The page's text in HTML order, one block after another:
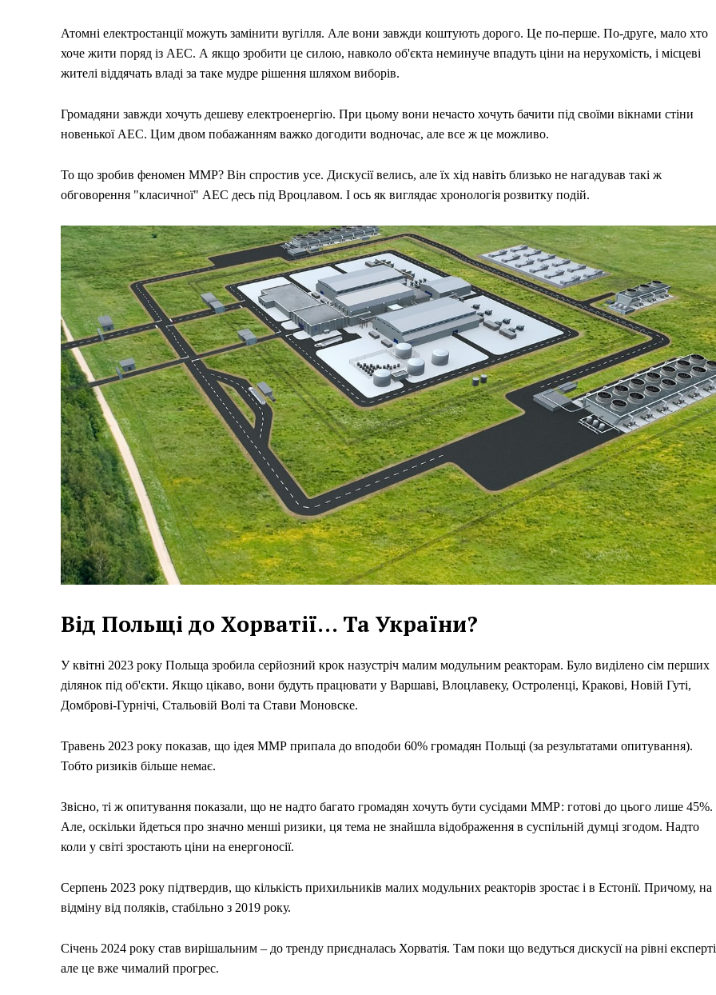
Атомні електростанції можуть замінити вугілля. Але вони завжди коштують дорого. Це по-перше. По-друге, мало хто
хоче жити поряд із АЕС. А якщо зробити це силою, навколо об'єкта неминуче впадуть ціни на нерухомість, і місцеві
жителі віддячать владі за таке мудре рішення шляхом виборів.
Громадяни завжди хочуть дешеву електроенергію. При цьому вони нечасто хочуть бачити під своїми вікнами стіни
новенької АЕС. Цим двом побажанням важко догодити водночас, але все ж це можливо.
То що зробив феномен ММР? Він спростив усе. Дискусії велись, але їх хід навіть близько не нагадував такі ж
обговорення "класичної" АЕС десь під Вроцлавом. І ось як виглядає хронологія розвитку подій.
Від Польщі до Хорватії… Та України?
У квітні 2023 року Польща зробила серйозний крок назустріч малим модульним реакторам. Було виділено сім перших
ділянок під об'єкти. Якщо цікаво, вони будуть працювати у Варшаві, Влоцлавеку, Остроленці, Кракові, Новій Гуті,
Домброві-Гурнічі, Стальовій Волі та Стави Моновске.
Травень 2023 року показав, що ідея ММР припала до вподоби 60% громадян Польщі (за результатами опитування).
Тобто ризиків більше немає.
Звісно, ті ж опитування показали, що не надто багато громадян хочуть бути сусідами ММР: готові до цього лише 45%.
Але, оскільки йдеться про значно менші ризики, ця тема не знайшла відображення в суспільній думці згодом. Надто
коли у світі зростають ціни на енергоносії.
Серпень 2023 року підтвердив, що кількість прихильників малих модульних реакторів зростає і в Естонії. Причому, на
відміну від поляків, стабільно з 2019 року.
Січень 2024 року став вирішальним – до тренду приєдналась Хорватія. Там поки що ведуться дискусії на рівні
але це вже чималий прогрес.